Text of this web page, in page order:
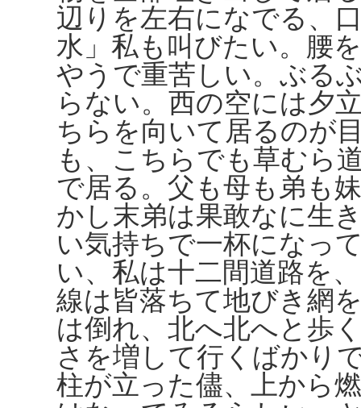
辺りを左右になでる、
水」私も叫びたい。腰
やうで重苦しい。ぶる
らない。西の空には夕
ちらを向いて居るのが
も、こちらでも草むら
で居る。父も母も弟も
かし末弟は果敢なに生
い気持ちで一杯になっ
い、私は十二間道路を
線は皆落ちて地びき網
は倒れ、北へ北へと歩
さを増して行くばかり
柱が立った儘、上から